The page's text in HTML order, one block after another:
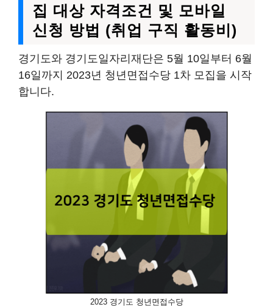
집 대상 자격조건 및 모바일
신청 방법 (취업 구직 활동비)
경기도와 경기도일자리재단은 5월 10일부터 6월
16일까지 2023년 청년면접수당 1차 모집을 시작
합니다.
2023 경기도 청년면접수당